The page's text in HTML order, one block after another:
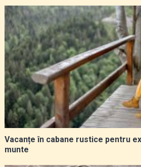
Vacanțe în cabane rustice pentru
munte